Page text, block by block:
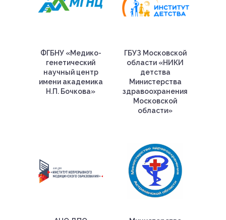
ФГБНУ «Медико-
генетический
научный центр
имени академика
Н.П. Бочкова»
ГБУЗ Московской
области «НИКИ
детства
Министерства
здравоохранения
Московской
области»